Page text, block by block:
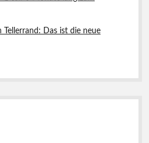
Tellerrand: Das ist die neue